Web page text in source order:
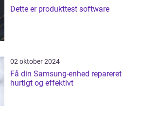
Dette er produkttest software
02 oktober 2024
Få din Samsung-enhed repareret
hurtigt og effektivt